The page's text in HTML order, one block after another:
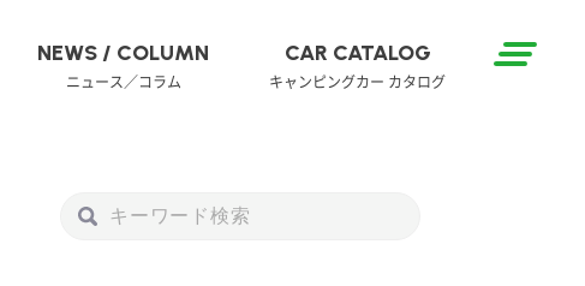
NEWS / COLUMN
ニュース／コラム
CAR CATALOG
キャンピングカー カタログ